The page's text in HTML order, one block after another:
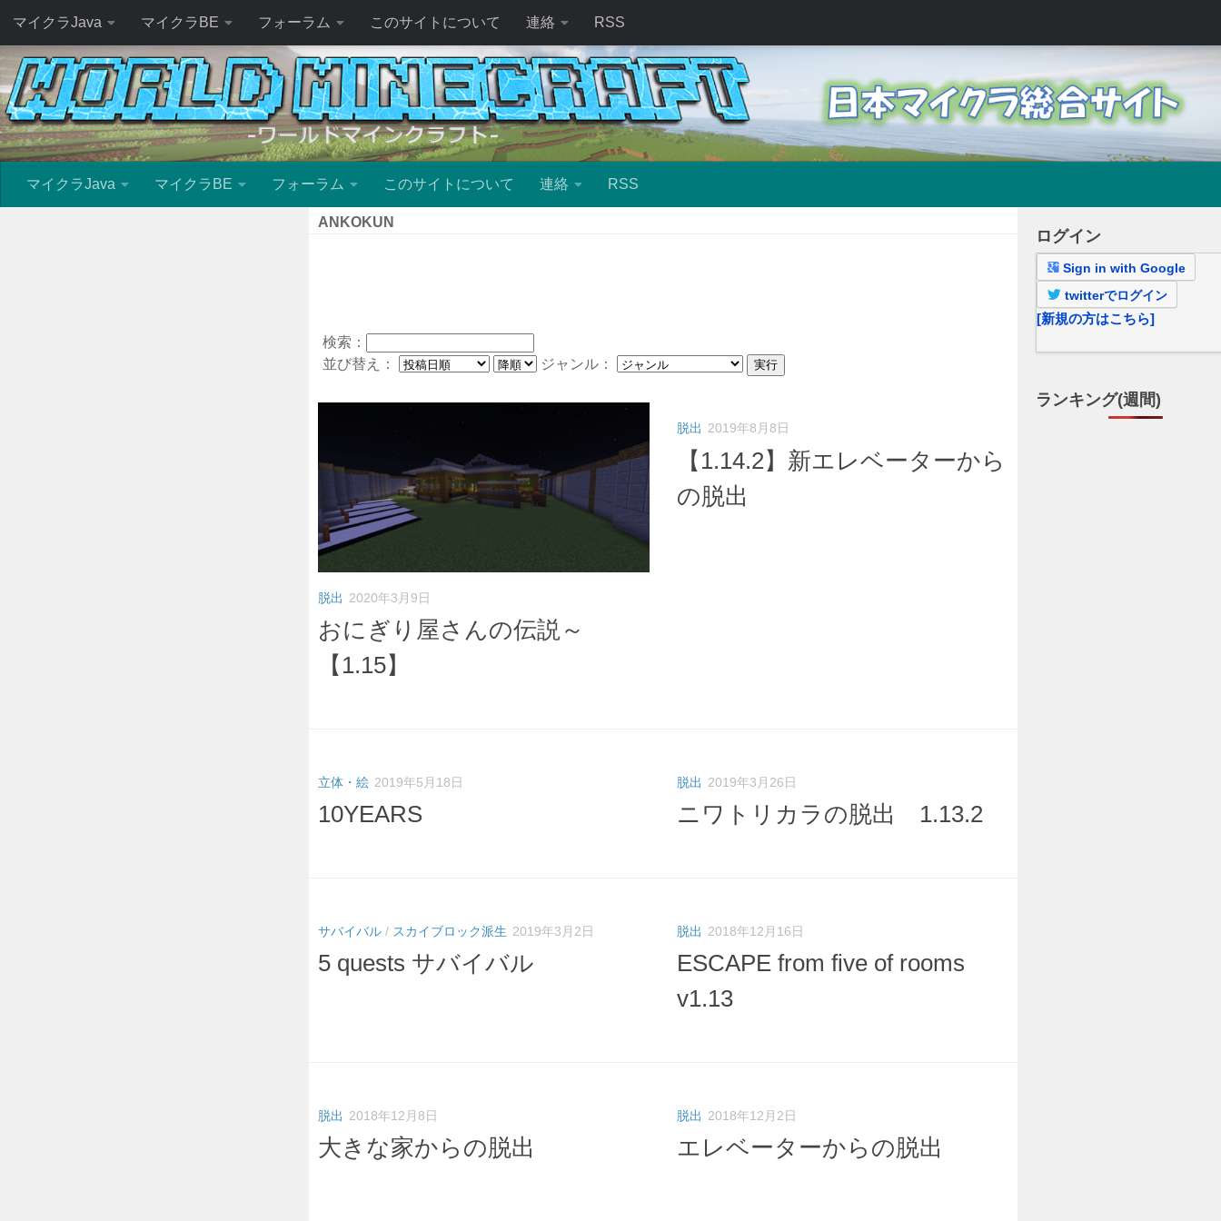
マイクラJava マイクラBE フォーラム このサイトについて 連絡 RSS
マイクラJava マイクラBE フォーラム このサイトについて 連絡 RSS
ANKOKUN
検索：
並び替え：
ジャンル：
脱出 2020年3月9日
おにぎり屋さんの伝説～
【1.15】
脱出 2019年8月8日
【1.14.2】新エレベーターから
の脱出
立体・絵 2019年5月18日
10YEARS
脱出 2019年3月26日
ニワトリカラの脱出 1.13.2
サバイバル / スカイブロック派生 2019年3月2日
5 quests サバイバル
脱出 2018年12月16日
ESCAPE from five of rooms
v1.13
脱出 2018年12月8日
大きな家からの脱出
脱出 2018年12月2日
エレベーターからの脱出
ログイン
Sign in with Google
twitterでログイン
[新規の方はこちら]
ランキング(週間)